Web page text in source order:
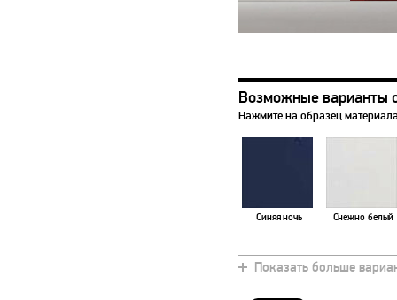
Возможные варианты
Нажмите на образец
Синяя ночь Снежно белый
Показать больше